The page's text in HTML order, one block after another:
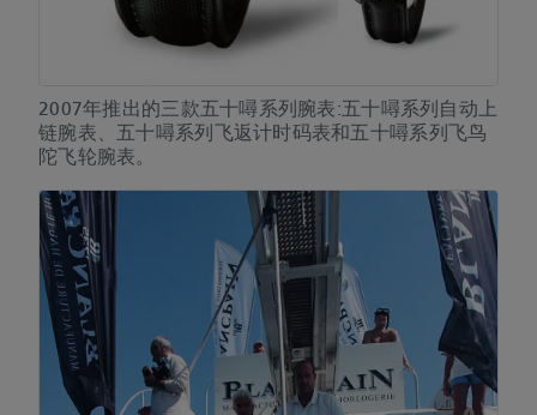
2007年推出的三款五十噚系列腕表:五十噚系列自动上
链腕表、五十噚系列飞返计时码表和五十噚系列飞鸟
陀飞轮腕表。